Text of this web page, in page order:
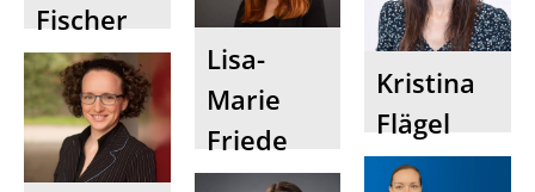
Fischer
Kristina
Flägel
Lisa-
Marie
Friede